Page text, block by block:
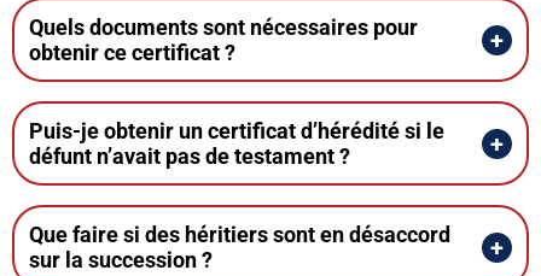
Quels documents sont nécessaires pour
obtenir ce certificat ?
Puis-je obtenir un certificat d’hérédité si le
défunt n’avait pas de testament ?
Que faire si des héritiers sont en désaccord
sur la succession ?